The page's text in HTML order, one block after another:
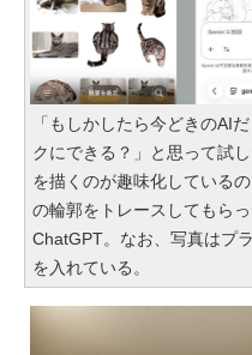
「もしかしたら今どきのAI
クにできる？」と思って試
を描くのが趣味化している
の輪郭をトレースしてもら
ChatGPT。なお、写真はプ
を入れている。